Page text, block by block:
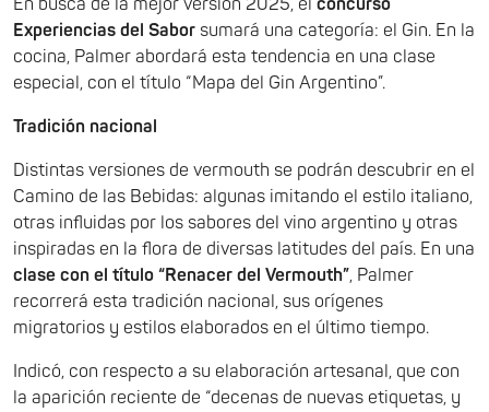
En busca de la mejor versión 2025, el concurso
Experiencias del Sabor sumará una categoría: el Gin. En la
cocina, Palmer abordará esta tendencia en una clase
especial, con el título “Mapa del Gin Argentino”.
Tradición nacional
Distintas versiones de vermouth se podrán descubrir en el
Camino de las Bebidas: algunas imitando el estilo italiano,
otras influidas por los sabores del vino argentino y otras
inspiradas en la flora de diversas latitudes del país. En una
clase con el título “Renacer del Vermouth”, Palmer
recorrerá esta tradición nacional, sus orígenes
migratorios y estilos elaborados en el último tiempo.
Indicó, con respecto a su elaboración artesanal, que con
la aparición reciente de “decenas de nuevas etiquetas, y